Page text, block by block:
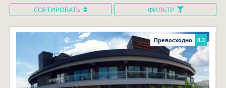
СОРТИРОВАТЬ ФИЛЬТР
Превосходно 8.3